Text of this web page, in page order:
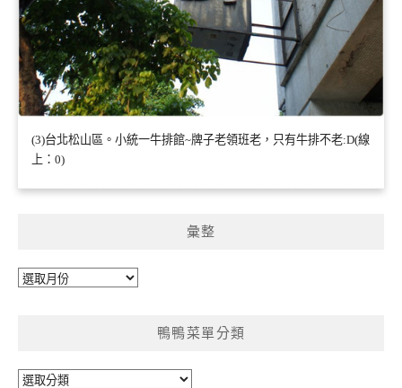
(3)台北松山區。小統一牛排館~牌子老領班老，只有牛排不老:D(線
上：0)
彙整
彙
鴨鴨菜單分類
鴨